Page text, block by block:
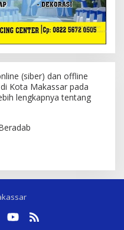
(siber) dan offline
Kota Makassar pada
lengkapnya tentang